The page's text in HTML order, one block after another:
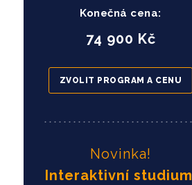
Konečná cena:
74 900 Kč
ZVOLIT PROGRAM A CENU
Novinka!
Interaktivní studium